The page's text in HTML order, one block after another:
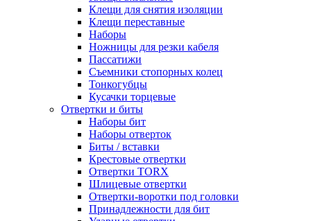
Клещи для снятия изоляции
Клещи переставные
Наборы
Ножницы для резки кабеля
Пассатижи
Съемники стопорных колец
Тонкогубцы
Кусачки торцевые
Отвертки и биты
Наборы бит
Наборы отверток
Биты / вставки
Крестовые отвертки
Отвертки TORX
Шлицевые отвертки
Отвертки-воротки под головки
Принадлежности для бит